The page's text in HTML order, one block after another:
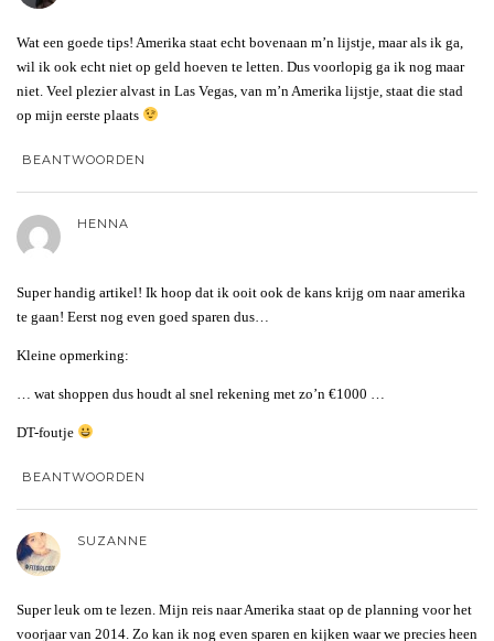
Wat een goede tips! Amerika staat echt bovenaan m’n lijstje, maar als ik ga,
wil ik ook echt niet op geld hoeven te letten. Dus voorlopig ga ik nog maar
niet. Veel plezier alvast in Las Vegas, van m’n Amerika lijstje, staat die stad
op mijn eerste plaats
BEANTWOORDEN
HENNA
Super handig artikel! Ik hoop dat ik ooit ook de kans krijg om naar amerika
te gaan! Eerst nog even goed sparen dus…
Kleine opmerking:
… wat shoppen dus houdt al snel rekening met zo’n €1000 …
DT-foutje
BEANTWOORDEN
SUZANNE
Super leuk om te lezen. Mijn reis naar Amerika staat op de planning voor het
voorjaar van 2014. Zo kan ik nog even sparen en kijken waar we precies heen